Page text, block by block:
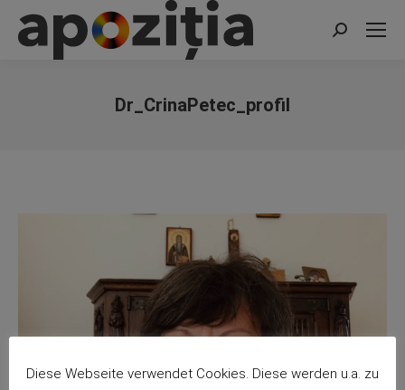
Search:
Dr_CrinaPetec_profil
Diese Webseite verwendet Cookies. Diese werden u.a. zu